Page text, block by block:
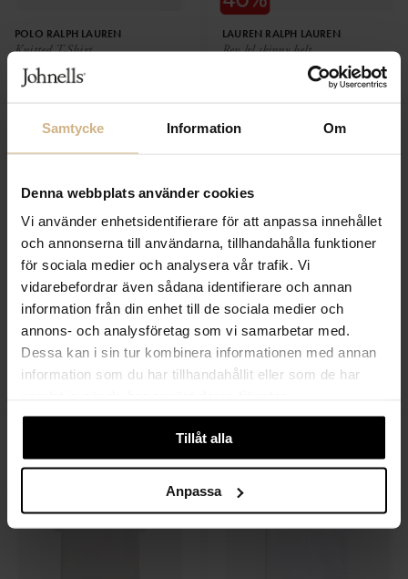
Samtycke Information Om
Denna webbplats använder cookies
Vi använder enhetsidentifierare för att anpassa innehållet
och annonserna till användarna, tillhandahålla funktioner
för sociala medier och analysera vår trafik. Vi
vidarebefordrar även sådana identifierare och annan
information från din enhet till de sociala medier och
annons- och analysföretag som vi samarbetar med.
Dessa kan i sin tur kombinera informationen med annan
information som du har tillhandahållit eller som de har
Tillåt alla
Anpassa
Knitted T-Shirt
POLO RALPH LAUREN
1 199 SEK
Rev lrl skinny belt
LAUREN RALPH LAUREN
Woven Wide Leg Pant
POLO RALPH LAUREN
3 599 SEK
Jovonie linen pant
LAUREN RALPH LAUREN
2 599 SEK